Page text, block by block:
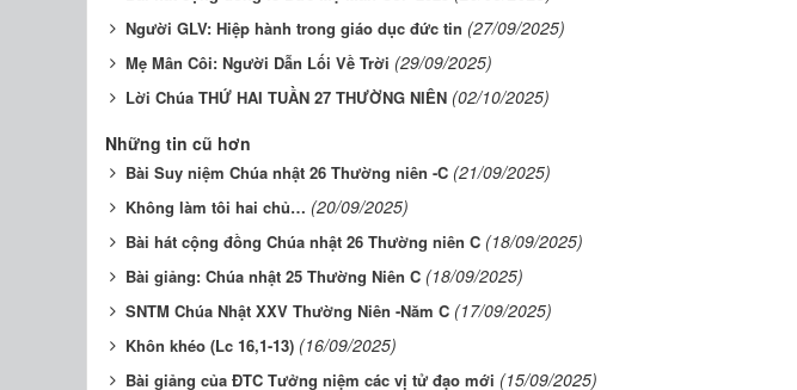
Người GLV: Hiệp hành trong giáo dục đức tin (27/09/2025)
Mẹ Mân Côi: Người Dẫn Lối Về Trời (29/09/2025)
Lời Chúa THỨ HAI TUẦN 27 THƯỜNG NIÊN (02/10/2025)
Những tin cũ hơn
Bài Suy niệm Chúa nhật 26 Thường niên -C (21/09/2025)
Không làm tôi hai chủ… (20/09/2025)
Bài hát cộng đồng Chúa nhật 26 Thường niên C (18/09/2025)
Bài giảng: Chúa nhật 25 Thường Niên C (18/09/2025)
SNTM Chúa Nhật XXV Thường Niên -Năm C (17/09/2025)
Khôn khéo (Lc 16,1-13) (16/09/2025)
Bài giảng của ĐTC Tưởng niệm các vị tử đạo mới (15/09/2025)